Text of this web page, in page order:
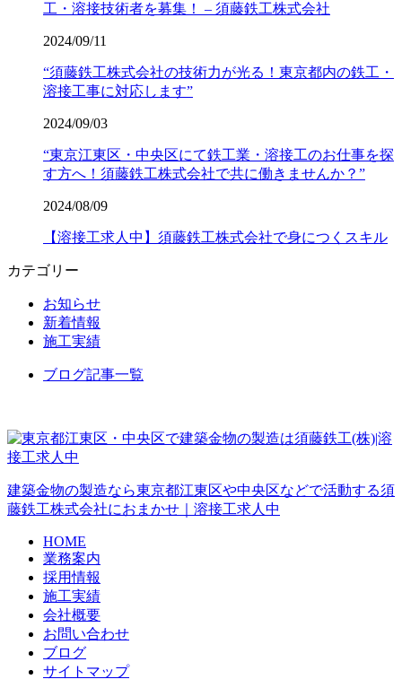
工・溶接技術者を募集！ – 須藤鉄工株式会社
2024/09/11
“須藤鉄工株式会社の技術力が光る！東京都内の鉄工・
溶接工事に対応します”
2024/09/03
“東京江東区・中央区にて鉄工業・溶接工のお仕事を探
す方へ！須藤鉄工株式会社で共に働きませんか？”
2024/08/09
【溶接工求人中】須藤鉄工株式会社で身につくスキル
カテゴリー
お知らせ
新着情報
施工実績
ブログ記事一覧
建築金物の製造なら東京都江東区や中央区などで活動する須
藤鉄工株式会社におまかせ｜溶接工求人中
HOME
業務案内
採用情報
施工実績
会社概要
お問い合わせ
ブログ
サイトマップ